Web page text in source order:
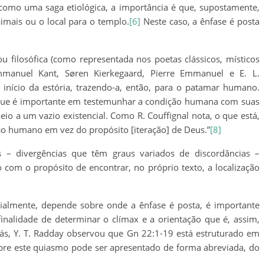
uma saga etiológica, a importância é que, supostamente,
ou o local para o templo.[6] Neste caso, a ênfase é posta
filosófica (como representada nos poetas clássicos, místicos
Kant, Søren Kierkegaard, Pierre Emmanuel e E. L.
da estória, trazendo-a, então, para o patamar humano.
é importante em testemunhar a condição humana com suas
a um vazio existencial. Como R. Couffignal nota, o que está,
humano em vez do propósito [iteração] de Deus.”[8]
– divergências que têm graus variados de discordâncias –
com o propósito de encontrar, no próprio texto, a localização
depende sobre onde a ênfase é posta, é importante
de determinar o clímax e a orientação que é, assim,
Y. T. Radday observou que Gn 22:1-19 está estruturado em
este quiasmo pode ser apresentado de forma abreviada, do